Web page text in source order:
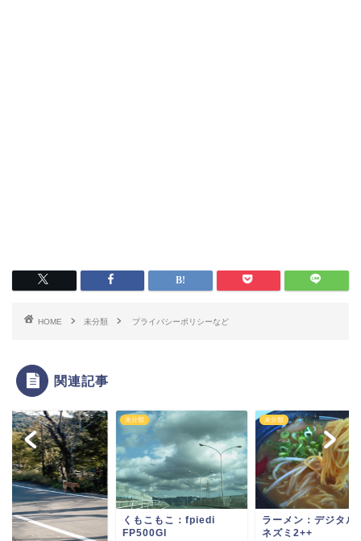
HOME 未分類 プライバシーポリシーなど
関連記事
未分類
くもこもこ：fpiedi
FP500GI
未分類
ラーメン：デジタル
ネズミ2++